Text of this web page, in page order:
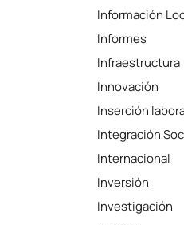
Información
Informes
Infraestructura
Innovación
Inserción
Integración
Internacional
Inversión
Investigación